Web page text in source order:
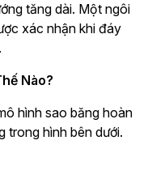
tăng dài. Một ngôi
xác nhận khi đáy
Nào?
hình sao băng hoàn
trong hình bên dưới.